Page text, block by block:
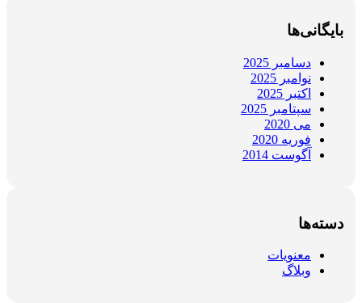
بایگانی‌ها
دسامبر 2025
نوامبر 2025
اکتبر 2025
سپتامبر 2025
می 2020
فوریه 2020
آگوست 2014
دسته‌ها
معنویات
وبلاگ